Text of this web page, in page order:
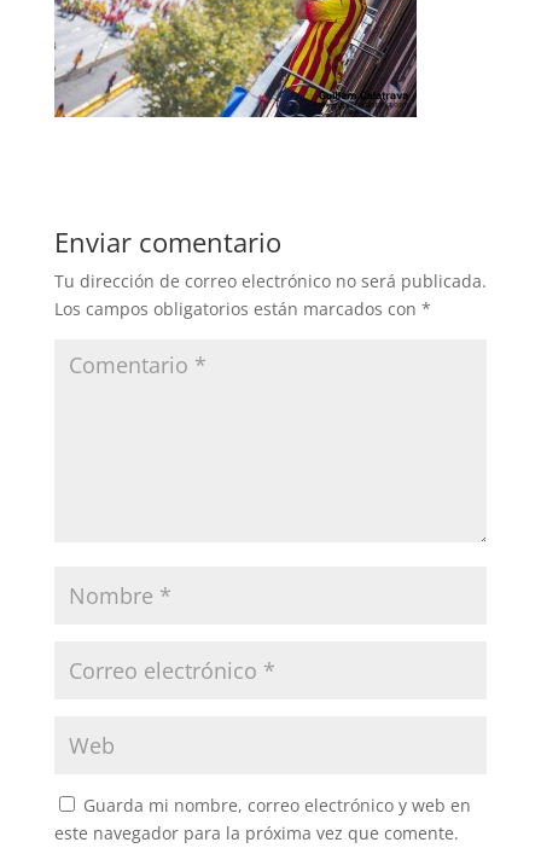
Enviar comentario
Tu dirección de correo electrónico no será publicada.
Los campos obligatorios están marcados con *
Guarda mi nombre, correo electrónico y web en
este navegador para la próxima vez que comente.